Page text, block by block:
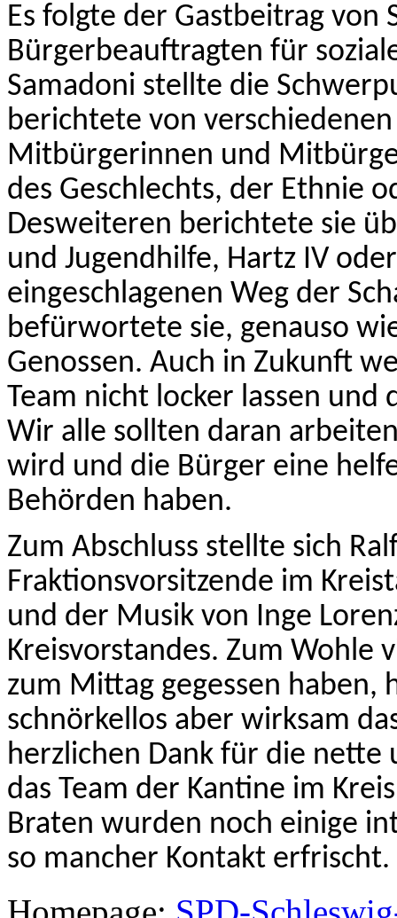
Es folgte der Gastbeitrag von
Bürgerbeauftragten für
Samadoni stellte die
berichtete von
Mitbürgerinnen und
des Geschlechts, der Ethnie
Desweiteren berichtete sie
und Jugendhilfe, Hartz IV
eingeschlagenen Weg der
befürwortete sie, genauso
Genossen. Auch in Zukunft
Team nicht locker lassen
Wir alle sollten daran
wird und die Bürger eine
Behörden haben.
Zum Abschluss stellte sich
Fraktionsvorsitzende im
und der Musik von Inge
Kreisvorstandes. Zum Wohle
zum Mittag gegessen
schnörkellos aber wirksam
herzlichen Dank für die
das Team der Kantine im
Braten wurden noch einige
so mancher Kontakt